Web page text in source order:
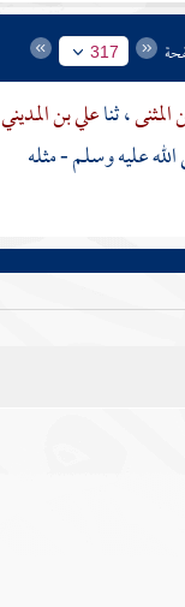
317
، ثناعلي بن المديني
عليه وسلم - مثله